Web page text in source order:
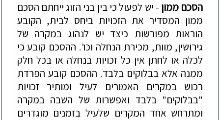
הסכם ממון - יש לפעול כי בין בני הזוג ייחתם הסכם
ממון המסדיר את הזכויות ביחס לבית, הקובע
הוראות מפורשות כיצד יש לנהוג במקרה של
גירושין, מוות, מכירת הנחלה וכו'. ההסכם קובע כי
לכלה או לחתן אין כל זכויות בנחלה או בכל חלק
ממנה אלא בבלוקים בלבד. ההסכם קובע הפרדת
רכוש במקרים האמורים לעיל ומותיר זכויות
"בבלוקים" בלבד ואפשרות של השבה במקרה
ומתרחש אחד המקרים שלעיל בזמנים מוגדרים